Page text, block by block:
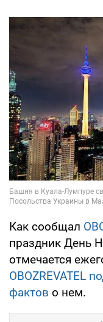
Как сообщал
праздник День
отмечается
OBOZREVATEL
фактов о нем.